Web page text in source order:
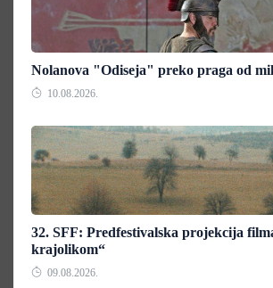
Nolanova "Odiseja" preko praga od
10.08.2026.
32. SFF: Predfestivalska projekcija
krajolikom“
09.08.2026.